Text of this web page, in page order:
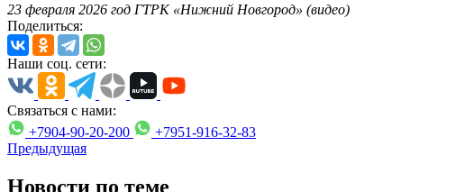
23 февраля 2026 год ГТРК «Нижний Новгород» (видео)
Поделиться:
Наши соц. сети:
Связаться с нами:
+7904-90-20-200
+7951-916-32-83
Предыдущая
Новости по теме